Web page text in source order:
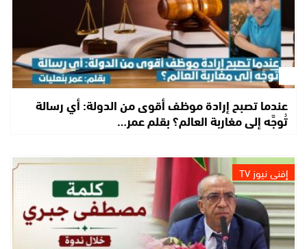
عندما تصبح إرادة موظف أقوى من الدولة: أي رسالة
تُوجَّه إلى مغاربة العالم؟ بقلم عمر…
إفني نيوز TV